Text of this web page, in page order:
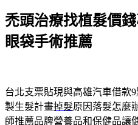
容
禿頭治療找植髮價
眼袋手術推薦
台北支票貼現與高雄汽車借款9
製生髮計畫掉髮原因落髮怎麼
師推薦品牌營養品和保健品讓